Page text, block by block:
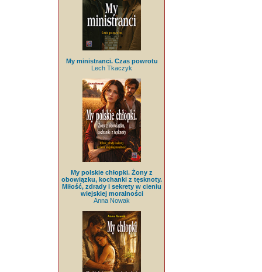
My ministranci. Czas powrotu
Lech Tkaczyk
My polskie chłopki. Żony z
obowiązku, kochanki z tęsknoty.
Miłość, zdrady i sekrety w cieniu
wiejskiej moralności
Anna Nowak